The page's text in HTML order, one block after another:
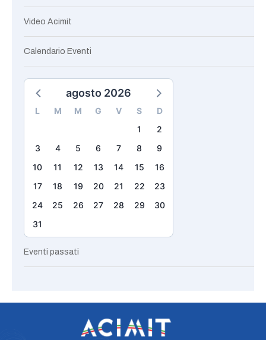
Video Acimit
Calendario Eventi
agosto 2026
L M M G V S
D
1
2
3
4 5 6 7 8
9
10
11 12 13 14 15
16
17
18 19 20 21 22
23
24
25 26 27 28 29
30
31
Eventi passati